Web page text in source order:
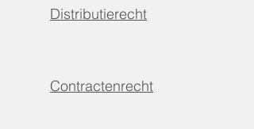
Distributierecht
Contractenrecht